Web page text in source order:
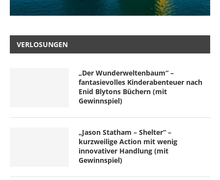
VERLOSUNGEN
„Der Wunderweltenbaum“ –
fantasievolles Kinderabenteuer nach
Enid Blytons Büchern (mit
Gewinnspiel)
„Jason Statham – Shelter“ –
kurzweilige Action mit wenig
innovativer Handlung (mit
Gewinnspiel)